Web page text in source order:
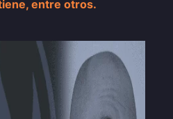
entre otros.